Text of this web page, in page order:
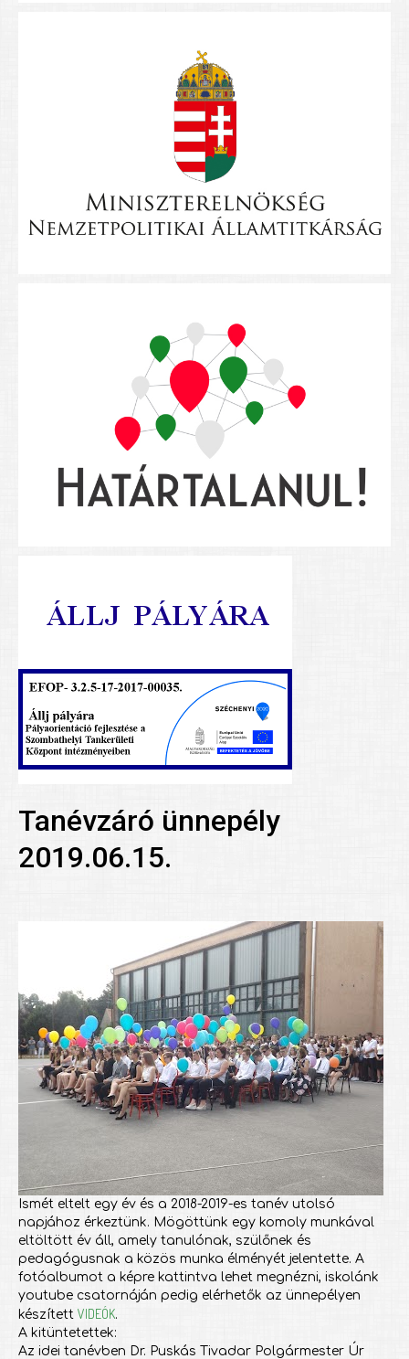
Tanévzáró ünnepély
2019.06.15.
Ismét eltelt egy év és a 2018-2019-es tanév utolsó
napjához érkeztünk. Mögöttünk egy komoly munkával
eltöltött év áll, amely tanulónak, szülőnek és
pedagógusnak a közös munka élményét jelentette. A
fotóalbumot a képre kattintva lehet megnézni, iskolánk
youtube csatornáján pedig elérhetők az ünnepélyen
készített VIDEÓK.
A kitüntetettek:
Az idei tanévben Dr. Puskás Tivadar Polgármester Úr